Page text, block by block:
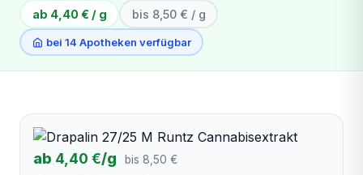
ab 4,40 € / g bis 8,50 € / g
bei 14 Apotheken verfügbar
ab 4,40 €/g bis 8,50 €